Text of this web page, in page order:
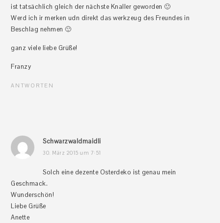
ist tatsächlich gleich der nächste Knaller geworden 🙂
Werd ich ir merken udn direkt das werkzeug des Freundes in
Beschlag nehmen 🙂
ganz viele liebe Grüße!
Franzy
ANTWORTEN
Schwarzwaldmaidli
30. März 2015 um 7:51
Solch eine dezente Osterdeko ist genau mein
Geschmack.
Wunderschön!
Liebe Grüße
Anette